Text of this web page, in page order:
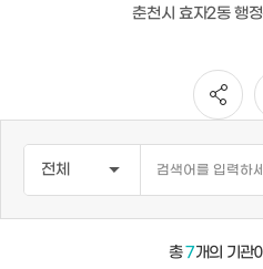
춘천시 효자2동 행
총7개의 기관